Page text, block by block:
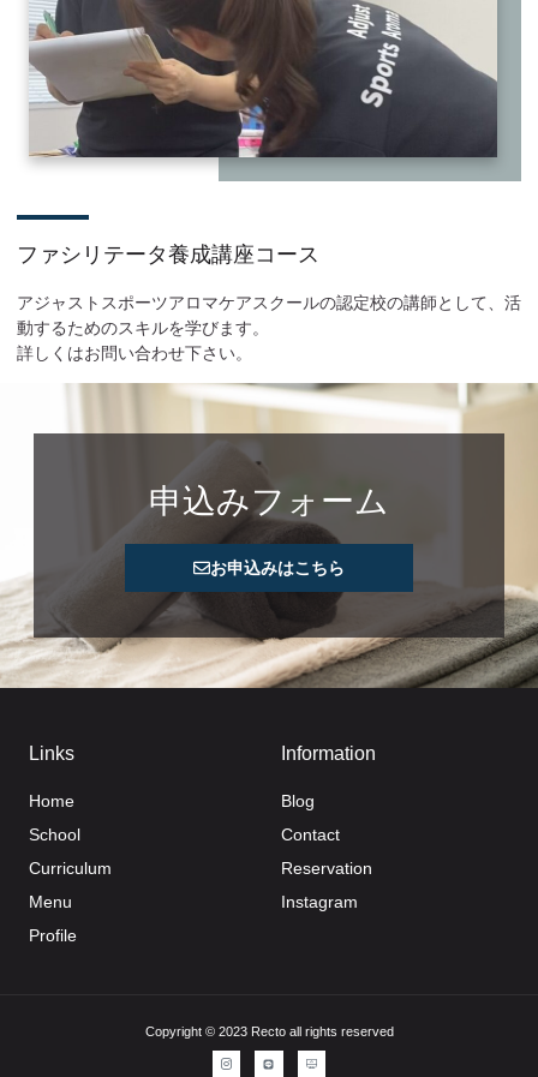
ファシリテータ養成講座コース
アジャストスポーツアロマケアスクールの認定校の講師として、活
動するためのスキルを学びます。
詳しくはお問い合わせ下さい。
申込みフォーム
お申込みはこちら
Links
Home
School
Curriculum
Menu
Profile
Information
Blog
Contact
Reservation
Instagram
Copyright © 2023 Recto all rights reserved